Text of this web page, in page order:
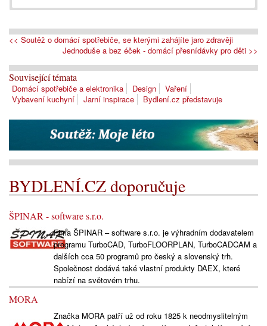
<< Soutěž o domácí spotřebiče, se kterými zahájíte jaro zdravěji
Jednoduše a bez éček - domácí přesnídávky pro děti >>
Související témata
Domácí spotřebiče a elektronika Design
Vaření
Vybavení kuchyní
Jarní inspirace Bydlení.cz představuje
BYDLENÍ.CZ doporučuje
ŠPINAR - software s.r.o.
Fima ŠPINAR – software s.r.o. je výhradním dodavatelem
programu TurboCAD, TurboFLOORPLAN, TurboCADCAM a
dalších cca 50 programů pro český a slovenský trh.
Společnost dodává také vlastní produkty DAEX, které
nabízí na světovém trhu.
MORA
Značka MORA patří už od roku 1825 k neodmyslitelným